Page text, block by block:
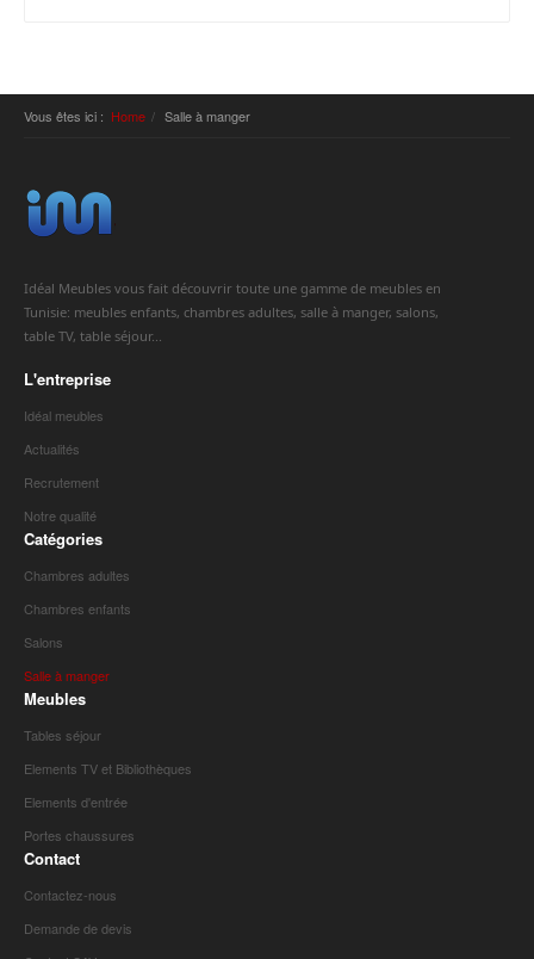
Vous êtes ici : Home Salle à manger
Idéal Meubles vous fait découvrir toute une gamme de meubles en
Tunisie: meubles enfants, chambres adultes, salle à manger, salons,
table TV, table séjour...
L'entreprise
Idéal meubles
Actualités
Recrutement
Notre qualité
Catégories
Chambres adultes
Chambres enfants
Salons
Salle à manger
Meubles
Tables séjour
Elements TV et Bibliothèques
Elements d'entrée
Portes chaussures
Contact
Contactez-nous
Demande de devis